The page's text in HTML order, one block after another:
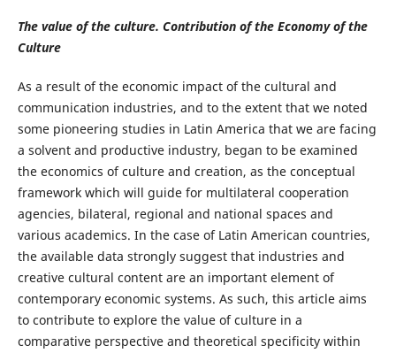
The value of the culture. Contribution of the Economy of the
Culture
As a result of the economic impact of the cultural and
communication industries, and to the extent that we noted
some pioneering studies in Latin America that we are facing
a solvent and productive industry, began to be examined
the economics of culture and creation, as the conceptual
framework which will guide for multilateral cooperation
agencies, bilateral, regional and national spaces and
various academics. In the case of Latin American countries,
the available data strongly suggest that industries and
creative cultural content are an important element of
contemporary economic systems. As such, this article aims
to contribute to explore the value of culture in a
comparative perspective and theoretical specificity within